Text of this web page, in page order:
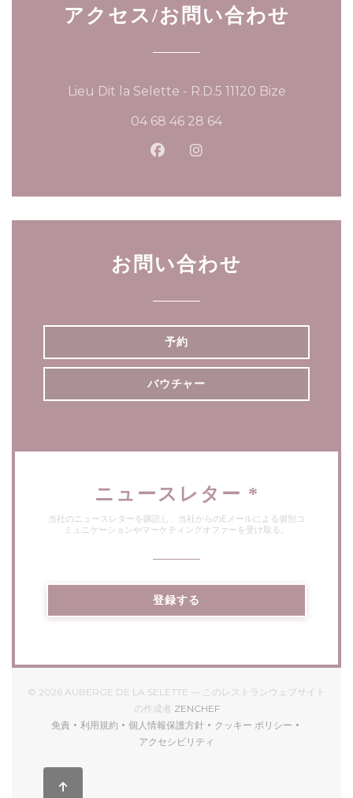
アクセス/お問い合わせ
Lieu Dit la Selette - R.D.5 11120 Bize((新しいウ
04 68 46 28 64
Facebook ((新しいウィンド
Instagram ((新しいウィ
お問い合わせ
予約
バウチャー
ニュースレター *
当社のニュースレターを購読し、当社からのEメールによる個別コ
ミュニケーションやマーケティングオファーを受け取る。
登録する
© 2026 AUBERGE DE LA SELETTE — このレストランウェブサイト
の作成者 ZENCHEF((新しいウィンドウで開きます
免責
((新しいウィンドウで開きます))
利用規約
((新しいウィンドウで開きます))
個人情報保護方針
((新しいウィンドウで開きます))
クッキー ポリシー
((新しいウィンドウで
アクセシビリティ
((新しいウィンドウで開きます))